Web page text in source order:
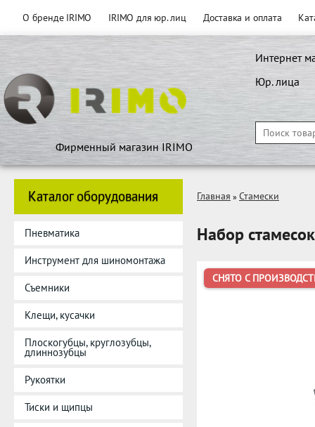
О бренде IRIMO IRIMO для юр. лиц Доставка и оплата
Фирменный магазин IRIMO
Интернет
Юр. лица
Каталог оборудования
Пневматика
Инструмент для шиномонтажа
Съемники
Клещи, кусачки
Плоскогубцы, круглозубцы,
длиннозубцы
Рукоятки
Тиски и щипцы
Главная » Стамески
Набор
СНЯТО С